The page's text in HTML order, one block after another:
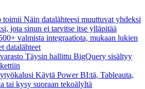
toimii Näin datalähteesi muuttuvat yhdeksi
jota sinun ei tarvitse itse ylläpitää
valmista integraatiota, mukaan lukien
datalähteet
Täysin hallittu BigQuery sisältyy
Käytä Power BI:tä, Tableauta,
tai kysy suoraan tekoälyltä